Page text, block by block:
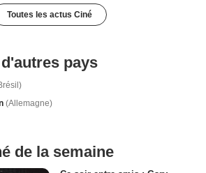
Toutes les actus Ciné
pays
(Allemagne)
de la semaine